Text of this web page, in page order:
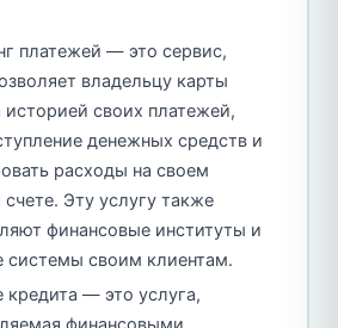
платежей — это сервис,
владельцу карты
историей своих платежей,
денежных средств и
расходы на своем
Эту услугу также
финансовые институты и
системы своим клиентам.
кредита — это услуга,